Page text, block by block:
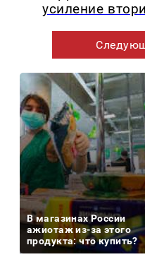
усиление
В магазинах России
ажиотаж из-за этого
продукта: что купить?